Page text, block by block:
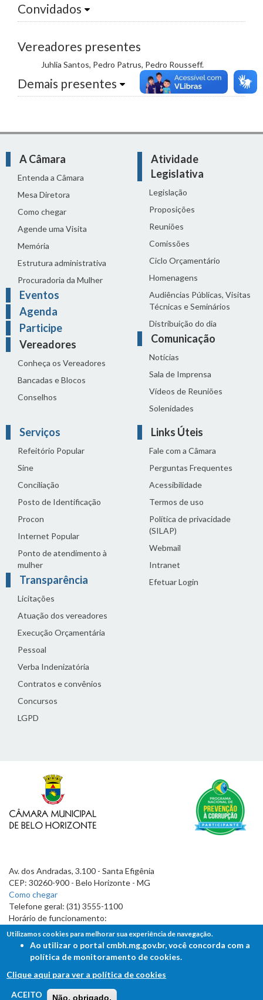
Convidados
Vereadores presentes
Juhlia Santos, Pedro Patrus, Pedro Rousseff.
Demais presentes
A Câmara
Entenda a Câmara
Mesa Diretora
Como chegar
Agende uma Visita
Memória
Estrutura administrativa
Procuradoria da Mulher
Eventos
Agenda
Participe
Vereadores
Conheça os Vereadores
Bancadas e Blocos
Conselhos
Atividade
Legislativa
Legislação
Proposições
Reuniões
Comissões
Ciclo Orçamentário
Homenagens
Audiências Públicas, Visitas
Técnicas e Seminários
Distribuição do dia
Comunicação
Notícias
Sala de Imprensa
Vídeos de Reuniões
Solenidades
Serviços
Refeitório Popular
Sine
Conciliação
Posto de Identificação
Procon
Internet Popular
Ponto de atendimento à
mulher
Transparência
Licitações
Atuação dos vereadores
Execução Orçamentária
Pessoal
Verba Indenizatória
Contratos e convênios
Concursos
LGPD
Links Úteis
Fale com a Câmara
Perguntas Frequentes
Acessibilidade
Termos de uso
Política de privacidade
(SILAP)
Webmail
Intranet
Efetuar Login
Av. dos Andradas, 3.100 - Santa Efigênia
CEP: 30260-900 - Belo Horizonte - MG
Como chegar
Telefone geral: (31) 3555-1100
Horário de funcionamento:
7h às 19h
FALE COM A CÂMARA
Utilizamos cookies para melhorar sua experiência de navegação.
Ao utilizar o portal cmbh.mg.gov.br, você concorda com a
política de monitoramento de cookies.
Clique aqui para ver a política de cookies
ACEITO
Não, obrigado.